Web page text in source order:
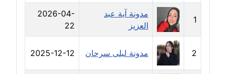
عاملة
مدونة داليا نور
عاملة
مدونة دعاء البدري
1
مدونة آية عبد
العزيز
2026-04-
22
2 مدونة ليلى سرحان 2025-12-12